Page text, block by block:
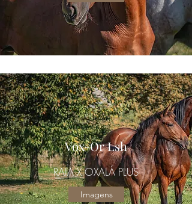
Vox-Or Lsh
RAIA X OXALÁ PLUS
Imagens